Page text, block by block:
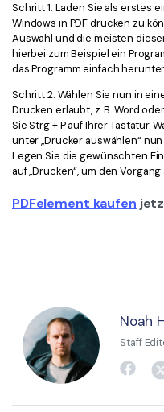
Schritt 1: Laden Sie als erstes
Windows in PDF drucken zu
Auswahl und die meisten
hierbei zum Beispiel ein
das Programm einfach
Schritt 2: Wählen Sie nun in
Drucken erlaubt, z. B. Word
Sie Strg + P auf Ihrer Tastatur.
unter „Drucker auswählen“
Legen Sie die gewünschten
auf „Drucken“, um den
PDFelement kaufen
Noah
Staff